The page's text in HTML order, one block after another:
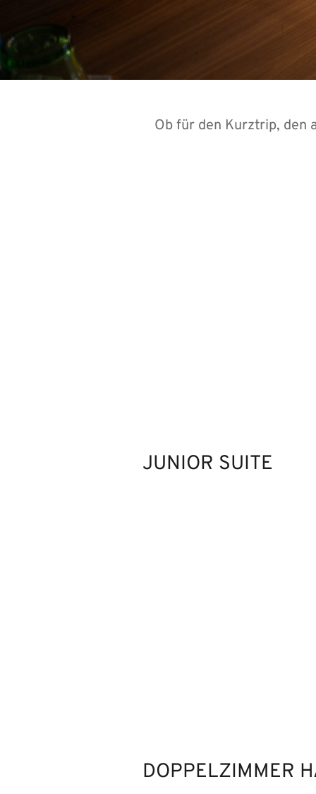
Ob für den Kurztrip, den
JUNIOR SUITE
DOPPELZIMMER